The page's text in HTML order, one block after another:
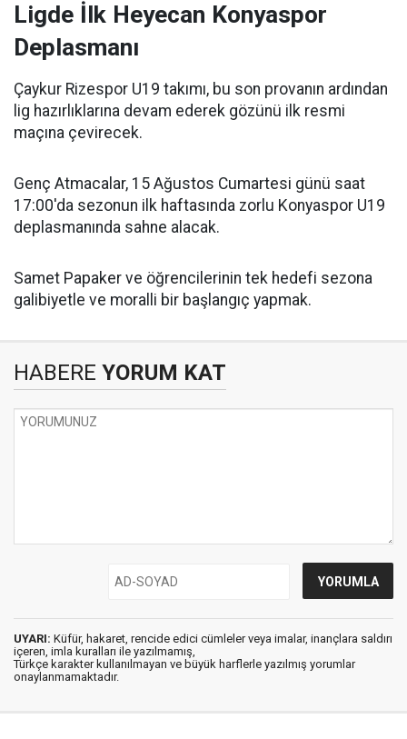
Ligde İlk Heyecan Konyaspor
Deplasmanı
Çaykur Rizespor U19 takımı, bu son provanın ardından
lig hazırlıklarına devam ederek gözünü ilk resmi
maçına çevirecek.
Genç Atmacalar, 15 Ağustos Cumartesi günü saat
17:00'da sezonun ilk haftasında zorlu Konyaspor U19
deplasmanında sahne alacak.
Samet Papaker ve öğrencilerinin tek hedefi sezona
galibiyetle ve moralli bir başlangıç yapmak.
HABERE YORUM KAT
UYARI: Küfür, hakaret, rencide edici cümleler veya imalar, inançlara saldırı
içeren, imla kuralları ile yazılmamış,
Türkçe karakter kullanılmayan ve büyük harflerle yazılmış yorumlar
onaylanmamaktadır.